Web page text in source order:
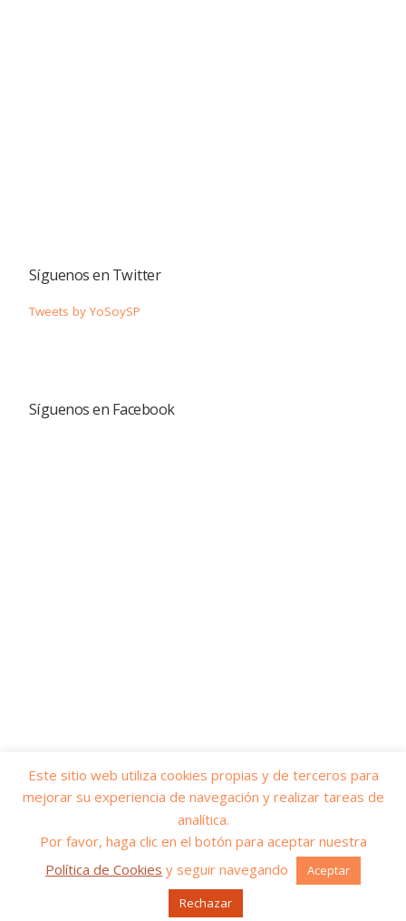
Síguenos en Twitter
Tweets by YoSoySP
Síguenos en Facebook
Yo soy servicios públicos– Todos los derechos reservados
Funciona conWP – Diseñado con elTema Customizr
Este sitio web utiliza cookies propias y de terceros para
mejorar su experiencia de navegación y realizar tareas de
analítica.
Por favor, haga clic en el botón para aceptar nuestra
Política de Cookies y seguir navegando
Aceptar
Rechazar